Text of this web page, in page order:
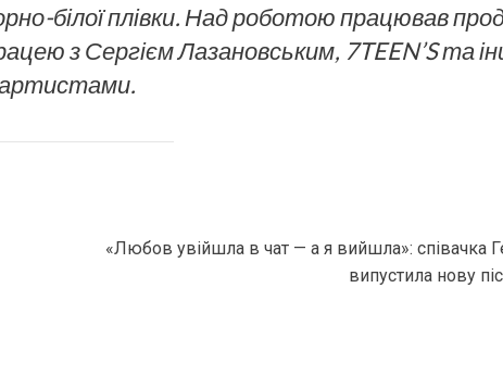
білої плівки. Над роботою працював
з Сергієм Лазановським, 7TEEN’S та
«Любов увійшла в чат — а я вийшла»: співачка
випустила нову